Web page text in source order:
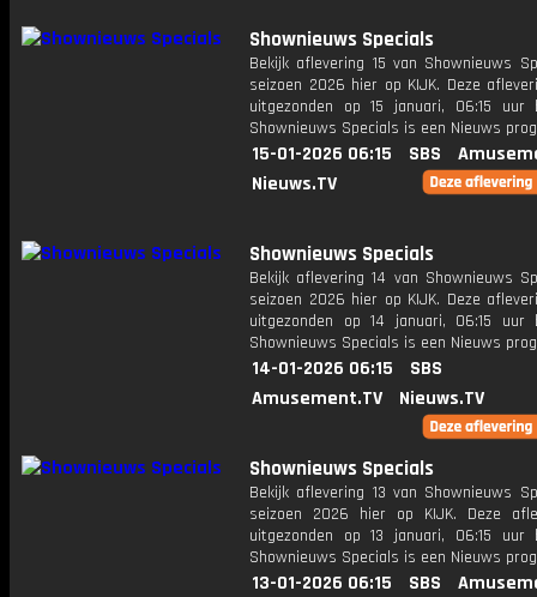
Shownieuws Specials
Bekijk aflevering 15 van Shownieuws
seizoen 2026 hier op KIJK. Deze
uitgezonden op 15 januari, 06:15 uur
Shownieuws Specials is een Nieuws
15-01-2026 06:15 SBS
Nieuws.TV
Shownieuws Specials
Bekijk aflevering 14 van Shownieuws
seizoen 2026 hier op KIJK. Deze
uitgezonden op 14 januari, 06:15 uur
Shownieuws Specials is een Nieuws
14-01-2026 06:15
SBS
Amusement.TV
Nieuws.TV
Shownieuws Specials
Bekijk aflevering 13 van Shownieuws
seizoen 2026 hier op KIJK. Deze
uitgezonden op 13 januari, 06:15 uur
Shownieuws Specials is een Nieuws
13-01-2026 06:15 SBS